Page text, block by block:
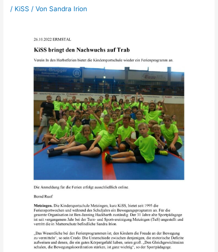
/ KiSS / Von Sandra Irion